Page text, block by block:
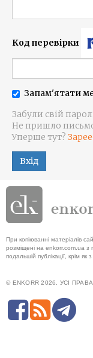
Код перевірки
Запам'ятати
Забули свій
Не пришло
Уперше тут?
Вхід
При копіюванні матеріалів
розміщені на enkorr.com.ua з
подальшій публікації, крім як
© ENKORR 2026. УСІ